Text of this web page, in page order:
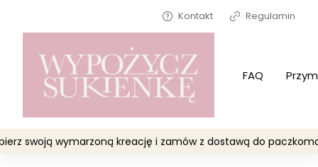
Kontakt Regulamin
FAQ
swoją wymarzoną kreację i zamów z dostawą do